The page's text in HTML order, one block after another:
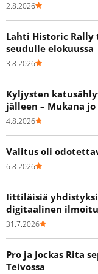
2.8.2026
Lahti Historic
seudulle elokuussa
3.8.2026
Kyljysten
jälleen – Mukana
4.8.2026
Valitus oli
6.8.2026
Iittiläisiä
digitaalinen
31.7.2026
Pro ja Jockas Rita
Teivossa